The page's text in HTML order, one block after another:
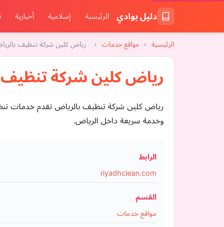
دليل بوادي الرئيسية إسلامية أخبارية
الرئيسية › مواقع خدمات › رياض كلين شركة تنظيف
رياض كلين شركة تنظيف
رياض كلين شركة تنظيف بالرياض تقدم خدمات
وخدمة سريعة داخل الرياض.
الرابط
riyadhclean.com
القسم
مواقع خدمات